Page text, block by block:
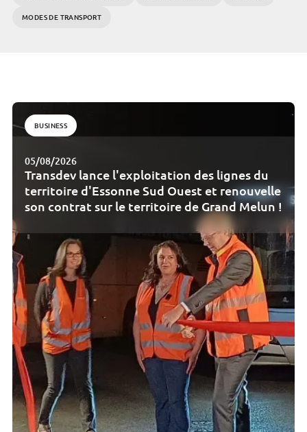
MODES DE TRANSPORT
BUSINESS
05/08/2026
Transdev lance l'exploitation des lignes du
territoire d'Essonne Sud Ouest et renouvelle
son contrat sur le territoire de Grand Melun !